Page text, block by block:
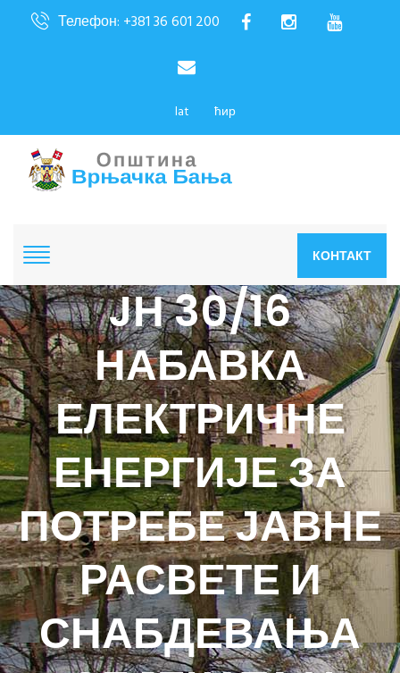
Телефон: +381 36 601 200
lat ћир
КОНТАКТ
JН 30/16
НАБАВКА
ЕЛЕКТРИЧНЕ
ЕНЕРГИЈЕ ЗА
ПОТРЕБЕ ЈАВНЕ
РАСВЕТЕ И
СНАБДЕВАЊА